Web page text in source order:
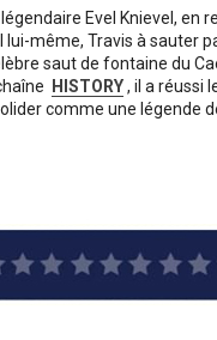
Evel Knievel, en
lui-même, Travis à sauter
saut de fontaine du
HISTORY , il a réussi
comme une légende